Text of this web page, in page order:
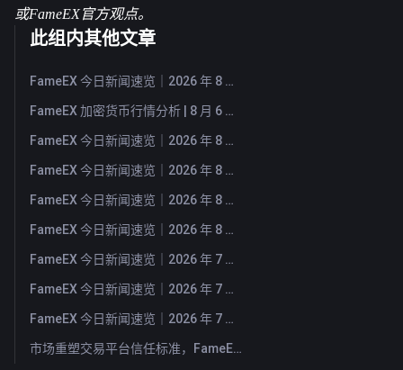
或FameEX官方观点。
此组内其他文章
FameEX 今日新闻速览｜2026 年 8 月 7 日
FameEX 加密货币行情分析 | 8 月 6 日, 2026
FameEX 今日新闻速览｜2026 年 8 月 6 日
FameEX 今日新闻速览｜2026 年 8 月 5 日
FameEX 今日新闻速览｜2026 年 8 月 4 日
FameEX 今日新闻速览｜2026 年 8 月 3 日
FameEX 今日新闻速览｜2026 年 7 月 31 日
FameEX 今日新闻速览｜2026 年 7 月 30 日
FameEX 今日新闻速览｜2026 年 7 月 29 日
市场重塑交易平台信任标准，FameEX 以八年稳健运营持续服务全球用户